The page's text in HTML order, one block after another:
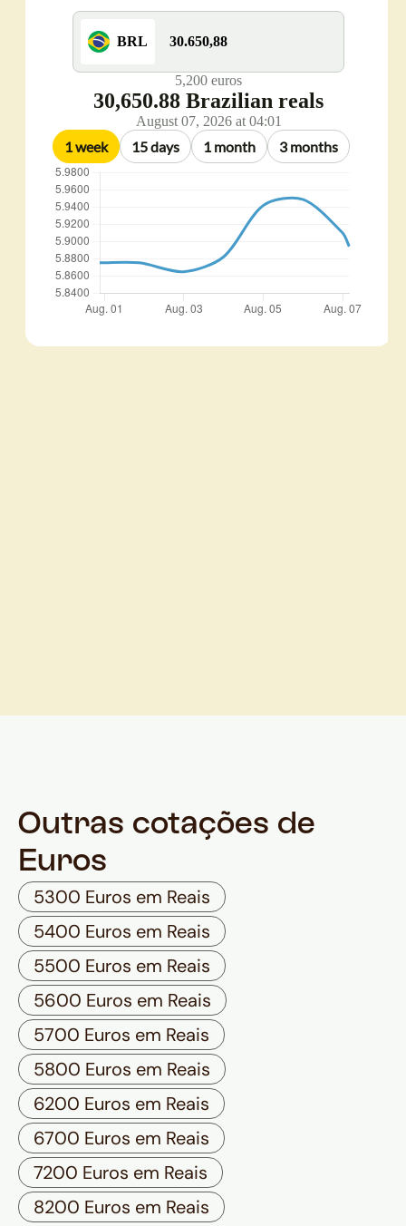
Outras cotações de
Euros
5300 Euros em Reais
5400 Euros em Reais
5500 Euros em Reais
5600 Euros em Reais
5700 Euros em Reais
5800 Euros em Reais
6200 Euros em Reais
6700 Euros em Reais
7200 Euros em Reais
8200 Euros em Reais